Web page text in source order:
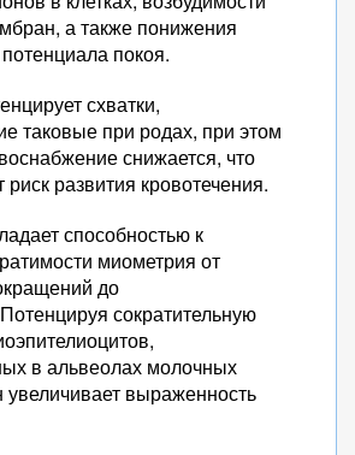
а также понижения
покоя.
схватки,
таковые при родах, при этом
снижается, что
развития кровотечения.
способностью к
миометрия от
до
сократительную
в альвеолах молочных
увеличивает выраженность